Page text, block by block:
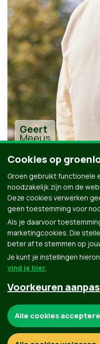
Geert
Meeus
Alle
Groen.be
Contact
Cookies op
Groen gebruikt functionele
noodzakelijk zijn om de
Deze cookies verwerken
geen toestemming voor
Als je daarvoor
marketingcookies. Die
beter af te stemmen op
Je kunt je instellingen
vind je hier.
Voorkeuren
Functionele en analytische
Alle cookies